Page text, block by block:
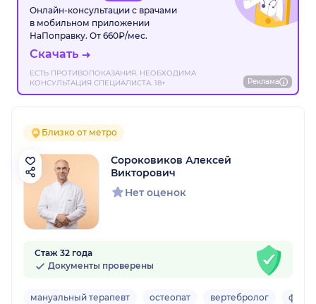
Онлайн-консультации с врачами
в мобильном приложении
НаПоправку. От 660₽/мес.
Скачать
ЕСТЬ ПРОТИВОПОКАЗАНИЯ. НЕОБХОДИМА
КОНСУЛЬТАЦИЯ СПЕЦИАЛИСТА. 18+
Реклама
Близко от метро
Сороковиков Алексей
Викторович
Нет оценок
Стаж 32 года
Документы проверены
мануальный терапевт остеопат вертебролог